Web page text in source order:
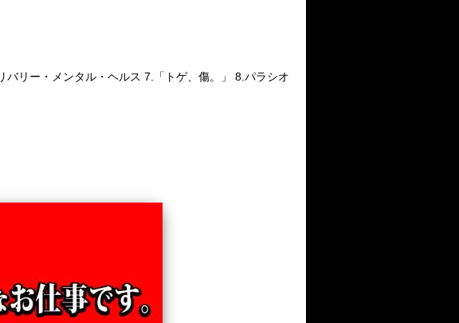
リー・メンタル・ヘルス 7.「トゲ、傷。」 8.パラシオ